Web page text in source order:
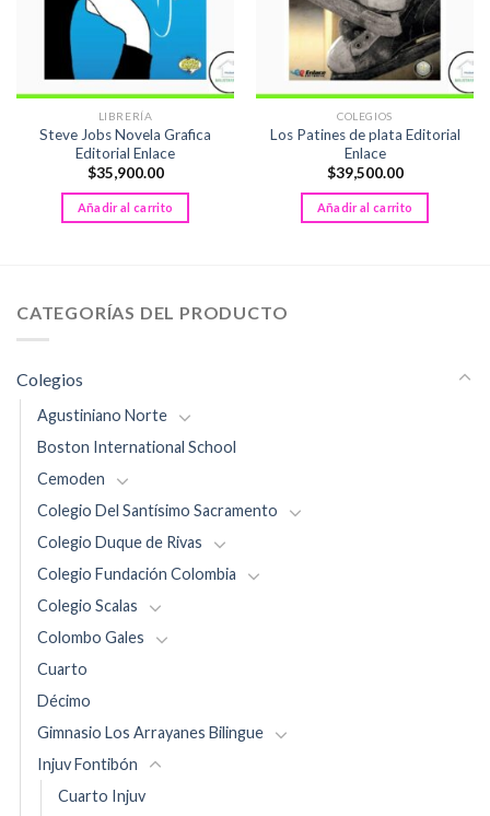
LIBRERÍA
Steve Jobs Novela Grafica
Editorial Enlace
$35,900.00
Añadir al carrito
COLEGIOS
Los Patines de plata Editorial
Enlace
$39,500.00
Añadir al carrito
CATEGORÍAS DEL PRODUCTO
Colegios
Agustiniano Norte
Boston International School
Cemoden
Colegio Del Santísimo Sacramento
Colegio Duque de Rivas
Colegio Fundación Colombia
Colegio Scalas
Colombo Gales
Cuarto
Décimo
Gimnasio Los Arrayanes Bilingue
Injuv Fontibón
Cuarto Injuv